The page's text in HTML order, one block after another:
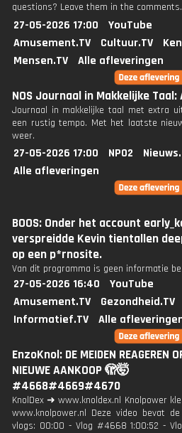
questions? Leave them in the
27-05-2026 17:00
YouTube
Amusement.TV
Cultuur.TV
Mensen.TV
Alle afleveringen
NOS Journaal in Makkelijke Taal:
Journaal in makkelijke taal met extra
een rustig tempo. Met het laatste
weer.
27-05-2026 17:00 NPO2
Alle afleveringen
BOOS: Onder het account
verspreidde Kevin tientallen
op een p*rnosite.
Van dit programma is geen informatie
27-05-2026 16:40
YouTube
Amusement.TV
Gezondheid.TV
Informatief.TV
Alle
EnzoKnol: DE MEIDEN REAGEREN
NIEUWE AANKOOP 🫣🤯
#4668#4669#4670
KnolDex ➜ www.knoldex.nl Knolpower
www.knolpower.nl Deze video bevat
vlogs: 00:00 - Vlog #4668 1:00:52 -